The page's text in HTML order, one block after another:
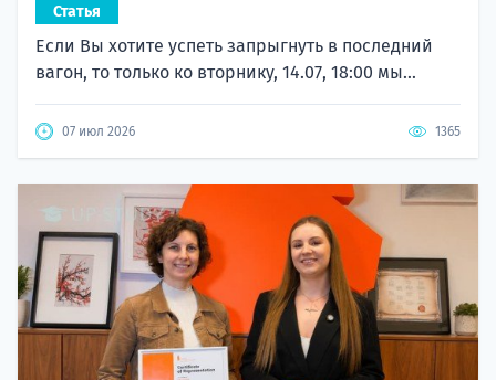
Статья
Если Вы хотите успеть запрыгнуть в последний
вагон, то только ко вторнику, 14.07, 18:00 мы...
07 июл 2026 1365